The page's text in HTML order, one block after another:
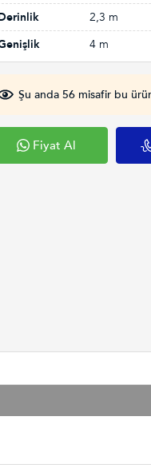
2,3 m
4 m
Şu anda 56 misafir bu
Fiyat Al